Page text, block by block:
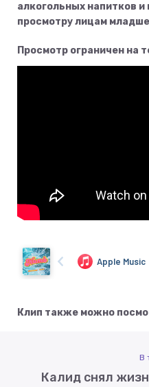
алкогольных напитков и
просмотру лицам
​Просмотр ограничен на
Клип также можно
В
Калид снял